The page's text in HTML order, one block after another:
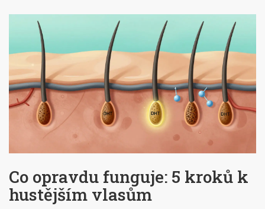
Co opravdu funguje: 5 kroků k
hustějším vlasům